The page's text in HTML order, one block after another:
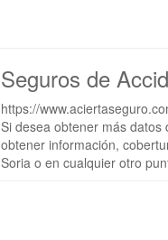
Seguros de
https://
Si desea obtener más datos
obtener información,
Soria o en cualquier otro